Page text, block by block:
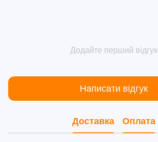
Додайте перший відгук
Написати відгук
Доставка Оплата